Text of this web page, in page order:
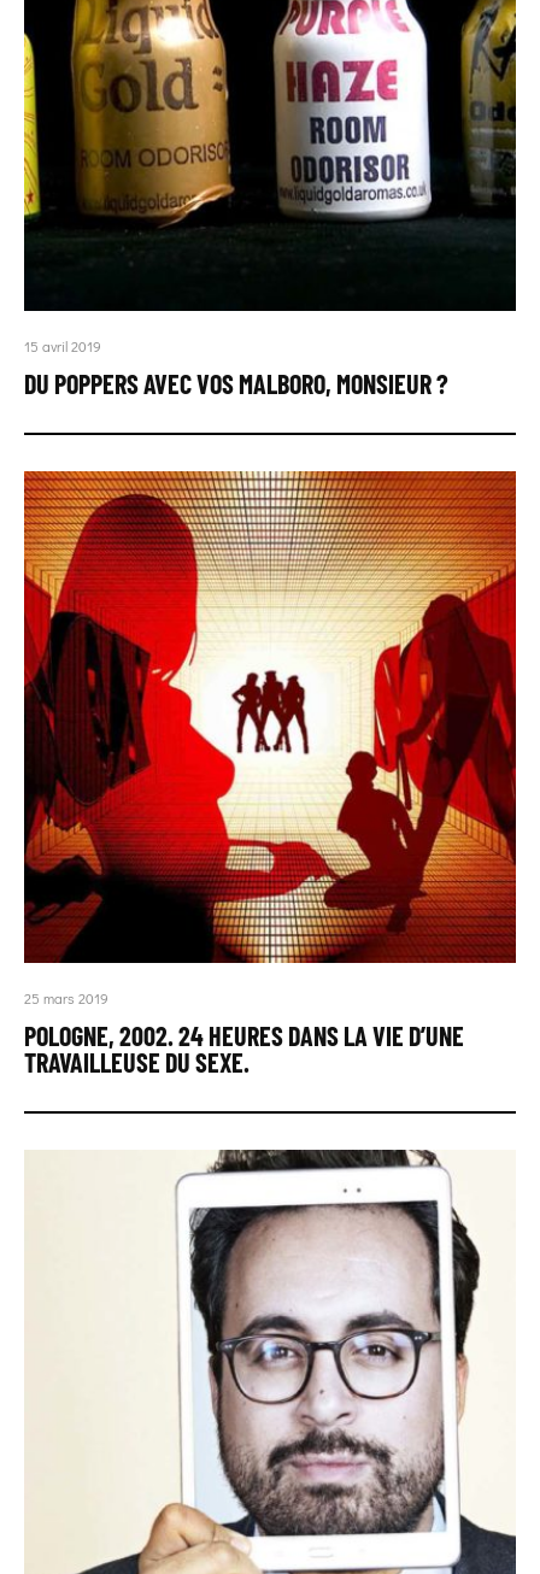
15 avril 2019
DU POPPERS AVEC VOS MALBORO, MONSIEUR ?
25 mars 2019
POLOGNE, 2002. 24 HEURES DANS LA VIE D’UNE
TRAVAILLEUSE DU SEXE.